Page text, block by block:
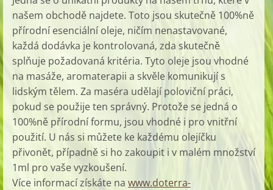
našem obchodě najdete. Toto jsou skutečně 100%ně
přírodní esenciální oleje, ničím nenastavované,
každá dodávka je kontrolovaná, zda skutečně
splňuje požadovaná kritéria. Tyto oleje jsou vhodné
na masáže, aromaterapii a skvěle komunikují s
lidským tělem. Za maséra udělají poloviční práci,
pokud se použije ten správný. Protože se jedná o
100%ně přírodní formu, jsou vhodné i pro vnitřní
použití. U nás si můžete ke každému olejíčku
přivonět, případně si ho zakoupit i v malém množství
1ml pro vaše vyzkoušení.
Více informací získáte na www.doterra-